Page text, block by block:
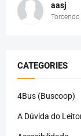
aasj
CATEGORIES
4Bus (Buscoop)
A Dúvida do